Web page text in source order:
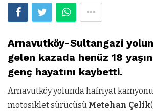
Arnavutköy-Sultangazi
gelen kazada henüz 18
genç hayatını kaybetti.
Arnavutköy yolunda hafriyat
motosiklet sürücüsü Metehan Çelik